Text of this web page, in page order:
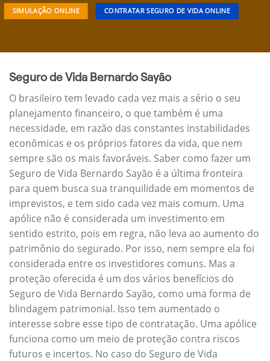
SIMULAÇÃO ONLINE CONTRATAR SEGURO DE VIDA ONLINE
Seguro de Vida Bernardo Sayão
O brasileiro tem levado cada vez mais a sério o seu
planejamento financeiro, o que também é uma
necessidade, em razão das constantes instabilidades
econômicas e os próprios fatores da vida, que nem
sempre são os mais favoráveis. Saber como fazer um
Seguro de Vida Bernardo Sayão é a última fronteira
para quem busca sua tranquilidade em momentos de
imprevistos, e tem sido cada vez mais comum. Uma
apólice não é considerada um investimento em
sentido estrito, pois em regra, não leva ao aumento do
patrimônio do segurado. Por isso, nem sempre ela foi
considerada entre os investidores comuns. Mas a
proteção oferecida é um dos vários benefícios do
Seguro de Vida Bernardo Sayão, como uma forma de
blindagem patrimonial. Isso tem aumentado o
interesse sobre esse tipo de contratação. Uma apólice
funciona como um meio de proteção contra riscos
futuros e incertos. No caso do Seguro de Vida